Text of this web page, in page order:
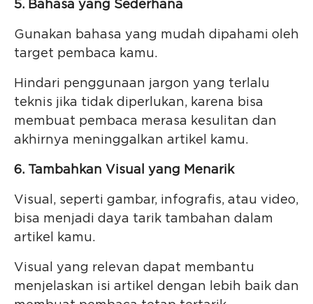
5. Bahasa yang Sederhana
Gunakan bahasa yang mudah dipahami oleh
target pembaca kamu.
Hindari penggunaan jargon yang terlalu
teknis jika tidak diperlukan, karena bisa
membuat pembaca merasa kesulitan dan
akhirnya meninggalkan artikel kamu.
6. Tambahkan Visual yang Menarik
Visual, seperti gambar, infografis, atau video,
bisa menjadi daya tarik tambahan dalam
artikel kamu.
Visual yang relevan dapat membantu
menjelaskan isi artikel dengan lebih baik dan